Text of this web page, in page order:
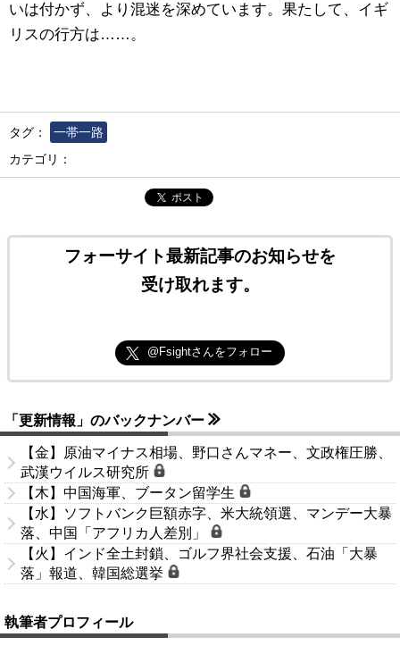
いは付かず、より混迷を深めています。果たして、イギ
リスの行方は……。
タグ：
一帯一路
カテゴリ：
ポスト
フォーサイト最新記事のお知らせを
受け取れます。
@Fsightさんをフォロー
「更新情報」のバックナンバー
【金】原油マイナス相場、野口さんマネー、文政権圧勝、
武漢ウイルス研究所
【木】中国海軍、ブータン留学生
【水】ソフトバンク巨額赤字、米大統領選、マンデー大暴
落、中国「アフリカ人差別」
【火】インド全土封鎖、ゴルフ界社会支援、石油「大暴
落」報道、韓国総選挙
執筆者プロフィール